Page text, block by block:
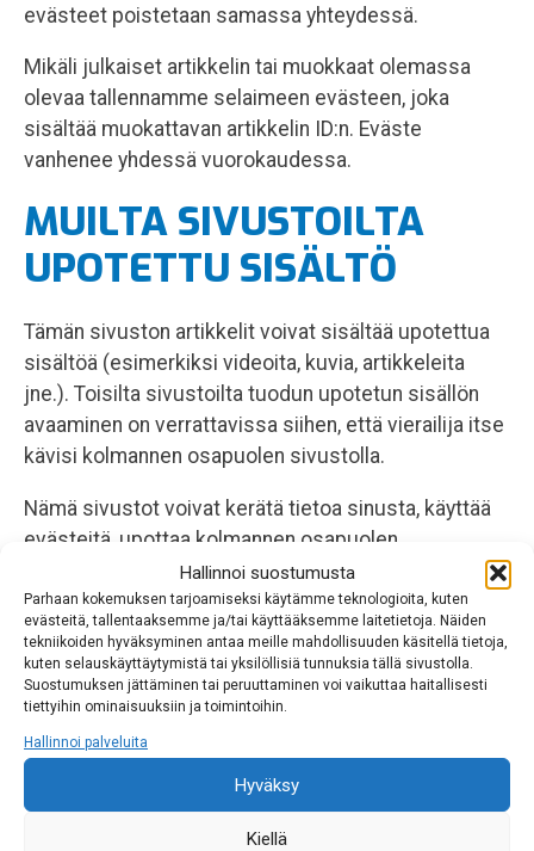
Hallinnoi suostumusta
Parhaan kokemuksen tarjoamiseksi käytämme teknologioita, kuten
evästeitä, tallentaaksemme ja/tai käyttääksemme laitetietoja. Näiden
tekniikoiden hyväksyminen antaa meille mahdollisuuden käsitellä tietoja,
kuten selauskäyttäytymistä tai yksilöllisiä tunnuksia tällä sivustolla.
Suostumuksen jättäminen tai peruuttaminen voi vaikuttaa haitallisesti
tiettyihin ominaisuuksiin ja toimintoihin.
Hallinnoi palveluita
Hyväksy
Kiellä
evästeet poistetaan samassa yhteydessä.
Mikäli julkaiset artikkelin tai muokkaat olemassa
olevaa tallennamme selaimeen evästeen, joka
sisältää muokattavan artikkelin ID:n. Eväste
vanhenee yhdessä vuorokaudessa.
MUILTA SIVUSTOILTA
UPOTETTU SISÄLTÖ
Tämän sivuston artikkelit voivat sisältää upotettua
sisältöä (esimerkiksi videoita, kuvia, artikkeleita
jne.). Toisilta sivustoilta tuodun upotetun sisällön
avaaminen on verrattavissa siihen, että vierailija itse
kävisi kolmannen osapuolen sivustolla.
Nämä sivustot voivat kerätä tietoa sinusta, käyttää
evästeitä, upottaa kolmannen osapuolen
seurantaevästeitä ja monitoroida vuorovaikutustasi
upotetun sisällön kanssa, mukaan lukien
vuorovaikutuksen seuranta jos ja kun olet
kirjautunut käyttäjänä sivustolle.
KENELLE JAAMME
TIETOSI
Jos pyydät salasanan palauttamista, IP-osoitteesi